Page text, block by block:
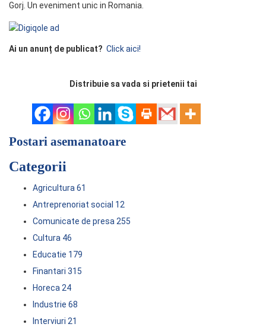
Gorj. Un eveniment unic in Romania.
Ai un anunț de publicat? Click aici!
Distribuie sa vada si prietenii tai
Postari asemanatoare
Categorii
Agricultura 61
Antreprenoriat social 12
Comunicate de presa 255
Cultura 46
Educatie 179
Finantari 315
Horeca 24
Industrie 68
Interviuri 21